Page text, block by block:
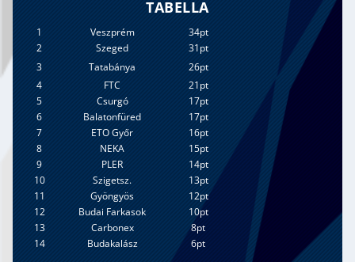
TABELLA
1 Veszprém
34pt
2
Szeged
31pt
3
Tatabánya
26pt
4
FTC
21pt
5
Csurgó
17pt
6
Balatonfüred
17pt
7
ETO Győr
16pt
8
NEKA
15pt
9
PLER
14pt
10
Szigetsz.
13pt
11
Gyöngyös
12pt
12
Budai Farkasok
10pt
13
Carbonex
8pt
14
Budakalász 6pt